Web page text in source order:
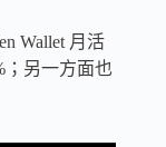
Wallet 月活
；另一方面也